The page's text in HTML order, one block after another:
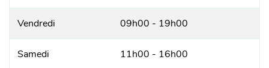
Vendredi 09h00 - 19h00
Samedi 11h00 - 16h00